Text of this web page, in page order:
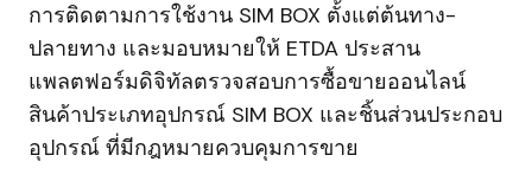
การติดตามการใช้งาน SIM BOX ตั้งแต่ต้นทาง-
ปลายทาง และมอบหมายให้ ETDA ประสาน
แพลตฟอร์มดิจิทัลตรวจสอบการซื้อขายออนไลน์
สินค้าประเภทอุปกรณ์ SIM BOX และชิ้นส่วนประกอบ
อุปกรณ์ ที่มีกฎหมายควบคุมการขาย